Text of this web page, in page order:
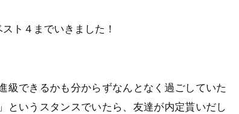
ト４までいきました！
級できるかも分からずなんとなく過ごしていた
というスタンスでいたら、友達が内定貰いだし